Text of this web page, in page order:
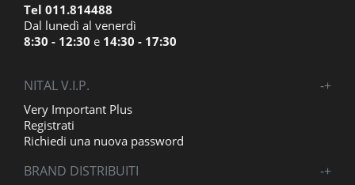
Tel 011.814488
Dal lunedì al venerdì
8:30 - 12:30 e 14:30 - 17:30
NITAL V.I.P. +
-
Very Important Plus
Registrati
Richiedi una nuova password
BRAND DISTRIBUITI +
-